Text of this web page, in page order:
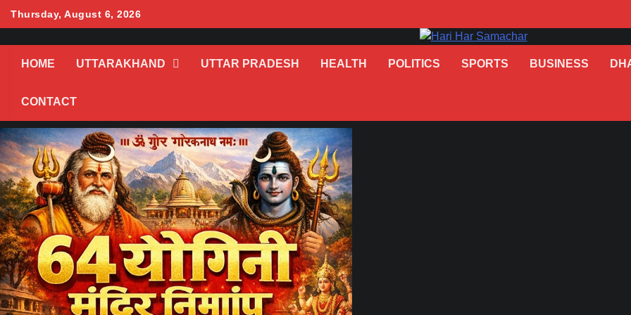
Thursday, August 6, 2026
HOME UTTARAKHAND UTTAR PRADESH HEALTH POLITICS SPORTS BUSINESS
CONTACT